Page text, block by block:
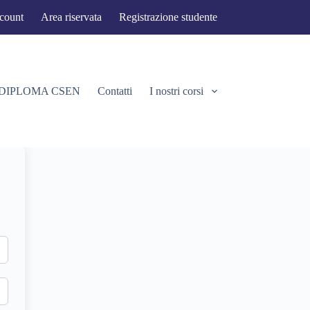
Area riservata Registrazione studente
CSEN Contatti I nostri corsi